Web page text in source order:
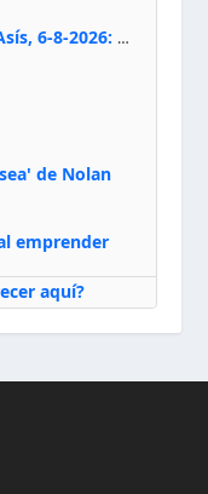
Papa León Xiv a los jóvenes en Asís, 6-8-2026: «De san Francisco aprendan la radicalidad evangélica: no los vuelve ciegos ni violentos, sino sensibles, atentos, siempre en el seguimiento de Jesús, humildes y acogiendo a todos»
de Nolan
emprender
aquí?